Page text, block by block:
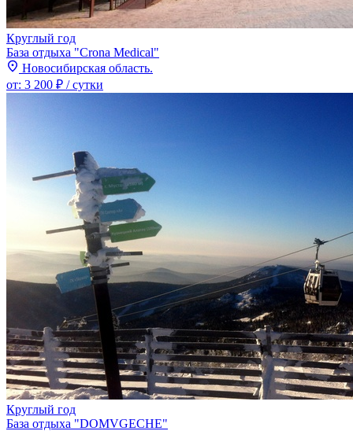
Круглый год
База отдыха "Crona Medical"
Новосибирская область.
от: 3 200 ₽ / сутки
Круглый год
База отдыха "DOMVGECHE"